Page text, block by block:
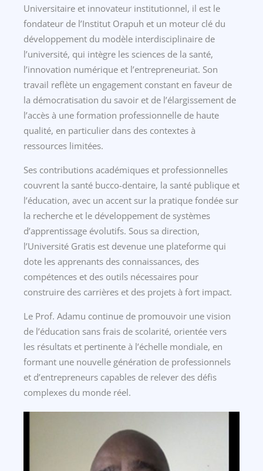
Universitaire et innovateur institutionnel, il est le
fondateur de l’Institut Orapuh et un moteur clé du
développement du modèle interdisciplinaire de
l’université, qui intègre les sciences de la santé,
l’innovation numérique et l’entrepreneuriat. Son
travail reflète un engagement constant en faveur de
la démocratisation du savoir et de l’élargissement de
l’accès à une formation professionnelle de haute
qualité, en particulier dans des contextes à
ressources limitées.
Ses contributions académiques et professionnelles
couvrent la santé bucco-dentaire, la santé publique et
l’éducation, avec un accent sur la pratique fondée sur
la recherche et le développement de systèmes
d’apprentissage évolutifs. Sous sa direction,
l’Université Gratis est devenue une plateforme qui
dote les apprenants des connaissances, des
compétences et des outils nécessaires pour
construire des carrières et des projets à fort impact.
Le Prof. Adamu continue de promouvoir une vision
de l’éducation sans frais de scolarité, orientée vers
les résultats et pertinente à l’échelle mondiale, en
formant une nouvelle génération de professionnels
et d’entrepreneurs capables de relever des défis
complexes du monde réel.